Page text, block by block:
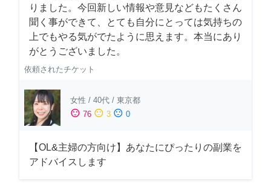
りました。今回新しい情報や意見などもたくさん
聞く事ができて、とても自分にとっては気持ちの
上でもやる気がでたように思えます。本当にあり
がとうございました。
依頼されたチケット
女性 / 40代 / 東京都
sentiment_satisfied 76 sentiment_neutral 3 sentiment_dissatisfied 0
【OL&主婦の方向け】あなたにぴったりの副業を
アドバイスします